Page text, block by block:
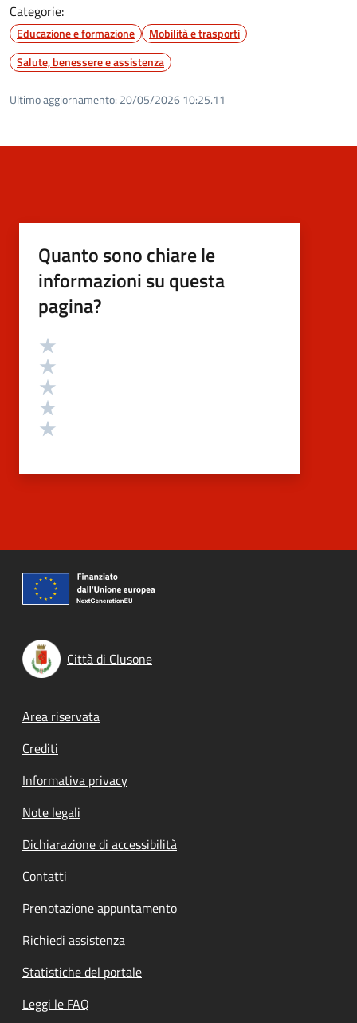
Categorie:
Educazione e formazione
Mobilità e trasporti
Salute, benessere e assistenza
Ultimo aggiornamento: 20/05/2026 10:25.11
Quanto sono chiare le
informazioni su questa
pagina?
Valutazione
Città di Clusone
Footer menu
Area riservata
Crediti
Informativa privacy
Note legali
Dichiarazione di accessibilità
Contatti
Prenotazione appuntamento
Richiedi assistenza
Statistiche del portale
Leggi le FAQ